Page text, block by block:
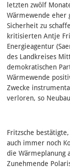
letzten zwölf
Wärmewende eher
Sicherheit zu
kritisierten Antje
Energieagentur
des Landkreises
demokratischen
Wärmewende
Zwecke
verloren, so
Fritzsche
auch immer noch
die Wärmeplanung
Zunehmende